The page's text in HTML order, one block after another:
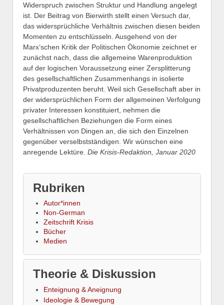
Widerspruch zwischen Struktur und Handlung angelegt
ist. Der Beitrag von Bierwirth stellt einen Versuch dar,
das widersprüchliche Verhältnis zwischen diesen beiden
Momenten zu entschlüsseln. Ausgehend von der
Marx‘schen Kritik der Politischen Ökonomie zeichnet er
zunächst nach, dass die allgemeine Warenproduktion
auf der logischen Voraussetzung einer Zersplitterung
des gesellschaftlichen Zusammenhangs in isolierte
Privatproduzenten beruht. Weil sich Gesellschaft aber in
der widersprüchlichen Form der allgemeinen Verfolgung
privater Interessen konstituiert, nehmen die
gesellschaftlichen Beziehungen die Form eines
Verhältnissen von Dingen an, die sich den Einzelnen
gegenüber verselbstständigen. Wir wünschen eine
anregende Lektüre. Die Krisis-Redaktion, Januar 2020
Rubriken
Autor*innen
Non-German
Zeitschrift Krisis
Bücher
Medien
Theorie & Diskussion
Enteignung & Aneignung
Ideologie & Bewegung